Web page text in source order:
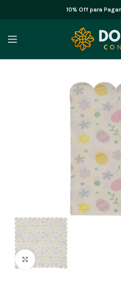
10% Off para
Clique para ampliar